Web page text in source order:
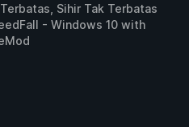
Sihir Tak Terbatas
- Windows 10with